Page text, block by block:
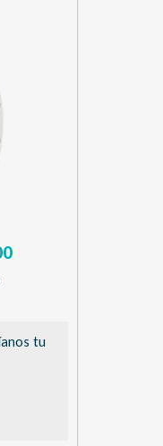
tu